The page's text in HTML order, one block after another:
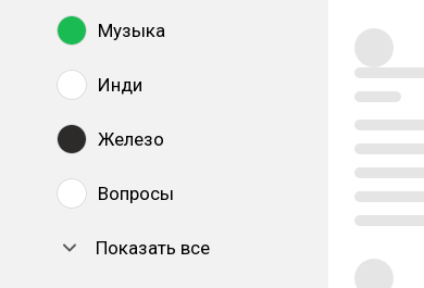
Музыка
Инди
Железо
Вопросы
Показать все